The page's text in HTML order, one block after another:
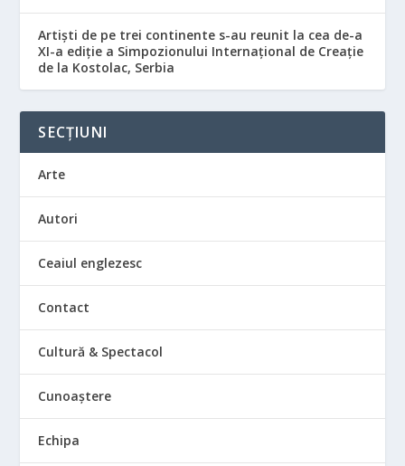
Artiști de pe trei continente s-au reunit la cea de-a
XI-a ediție a Simpozionului Internațional de Creație
de la Kostolac, Serbia
SECȚIUNI
Arte
Autori
Ceaiul englezesc
Contact
Cultură & Spectacol
Cunoaștere
Echipa